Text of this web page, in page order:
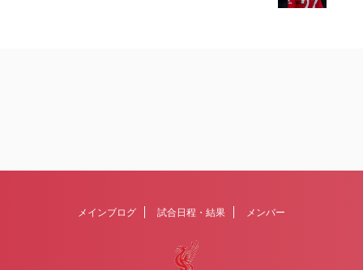
メインブログ 試合日程・結果 メンバー